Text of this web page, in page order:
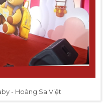
- Hoàng Sa Việt